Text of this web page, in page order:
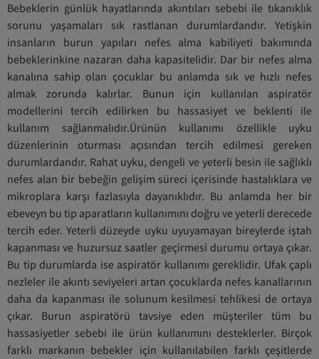
Bebeklerin günlük hayatlarında akıntıları sebebi ile tıkanıklık
sorunu yaşamaları sık rastlanan durumlardandır. Yetişkin
insanların burun yapıları nefes alma kabiliyeti bakımında
bebeklerinkine nazaran daha kapasitelidir. Dar bir nefes alma
kanalına sahip olan çocuklar bu anlamda sık ve hızlı nefes
almak zorunda kalırlar. Bunun için kullanılan aspiratör
modellerini tercih edilirken bu hassasiyet ve beklenti ile
kullanım sağlanmalıdır.Ürünün kullanımı özellikle uyku
düzenlerinin oturması açısından tercih edilmesi gereken
durumlardandır. Rahat uyku, dengeli ve yeterli besin ile sağlıklı
nefes alan bir bebeğin gelişim süreci içerisinde hastalıklara ve
mikroplara karşı fazlasıyla dayanıklıdır. Bu anlamda her bir
ebeveyn bu tip aparatların kullanımını doğru ve yeterli derecede
tercih eder. Yeterli düzeyde uyku uyuyamayan bireylerde iştah
kapanması ve huzursuz saatler geçirmesi durumu ortaya çıkar.
Bu tip durumlarda ise aspiratör kullanımı gereklidir. Ufak çaplı
nezleler ile akıntı seviyeleri artan çocuklarda nefes kanallarının
daha da kapanması ile solunum kesilmesi tehlikesi de ortaya
çıkar. Burun aspiratörü tavsiye eden müşteriler tüm bu
hassasiyetler sebebi ile ürün kullanımını desteklerler. Birçok
farklı markanın bebekler için kullanılabilen farklı çeşitlerde